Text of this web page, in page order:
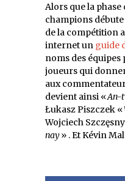
Alors que la phase
champions
de la compétition
internet un guide
noms des équipes
joueurs qui
aux
devient ainsi «An-
Łukasz Piszczek «
Wojciech
nay» . Et Kévin